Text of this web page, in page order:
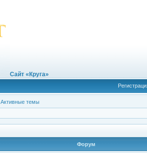
Сайт «Круга»
Активные темы
Форум